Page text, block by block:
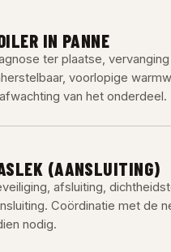
IN PANNE
ter plaatse, vervanging
voorlopige
van het onderdeel.
(AANSLUITING)
afsluiting,
Coördinatie met de
nodig.